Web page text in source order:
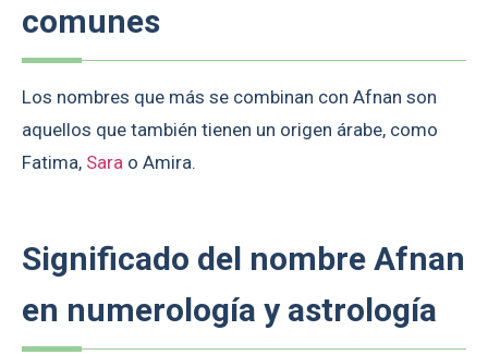
comunes
Los nombres que más se combinan con Afnan son
aquellos que también tienen un origen árabe, como
Fatima, Sara o Amira.
Significado del nombre Afnan
en numerología y astrología